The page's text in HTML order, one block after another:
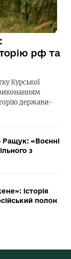
рф та
Курської
держави-
«Воєнні
з
історія
полон